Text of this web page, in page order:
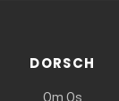
DORSCH
Om Os